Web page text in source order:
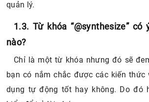
quản lý.
1.3. Từ khóa “@synthesize”
nào?
Chỉ là một từ khóa nhưng đó sẽ
bạn có nắm chắc được các kiến thức
dụng tự động tốt hay không. Do đó